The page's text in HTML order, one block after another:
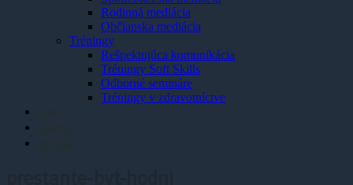
Rodinná mediácia
Občianska mediácia
Tréningy
Rešpektujúca komunikácia
Tréningy Soft Skills
Odborné semináre
Tréningy v zdravotníctve